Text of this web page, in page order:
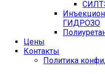
ГИДРОЗО
Цены
Контакты
Политика